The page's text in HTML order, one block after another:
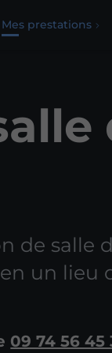
Mes prestations
de salle
un lieu
09 74 56 45